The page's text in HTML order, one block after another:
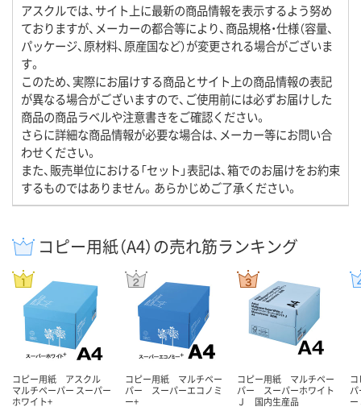
アスクルでは、サイト上に最新の商品情報を表示するよう努め
ておりますが、メーカーの都合等により、商品規格・仕様（容量、
パッケージ、原材料、原産国など）が変更される場合がございま
す。
このため、実際にお届けする商品とサイト上の商品情報の表記
が異なる場合がございますので、ご使用前には必ずお届けした
商品の商品ラベルや注意書きをご確認ください。
さらに詳細な商品情報が必要な場合は、メーカー等にお問い合
わせください。
また、販売単位における「セット」表記は、箱でのお届けをお約束
するものではありません。あらかじめご了承ください。
コピー用紙（A4）の売れ筋ランキング
コピー用紙 アスクル
マルチペーパー スーパー
ホワイト+
コピー用紙 マルチペー
パー スーパーエコノミ
ー+
コピー用紙 マルチペー
パー スーパーホワイト
Ｊ 国内生産品